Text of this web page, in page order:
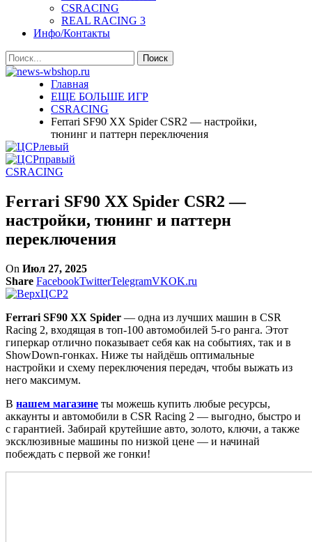
CSRACING
REAL RACING 3
Инфо/Контакты
Главная
ЕЩЕ БОЛЬШЕ ИГР
CSRACING
Ferrari SF90 XX Spider CSR2 — настройки,
тюнинг и паттерн переключения
CSRACING
Ferrari SF90 XX Spider CSR2 —
настройки, тюнинг и паттерн
переключения
On Июл 27, 2025
Share FacebookTwitterTelegramVKOK.ru
Ferrari SF90 XX Spider — одна из лучших машин в CSR
Racing 2, входящая в топ-100 автомобилей 5-го ранга. Этот
гиперкар отлично показывает себя как на событиях, так и в
ShowDown-гонках. Ниже ты найдёшь оптимальные
настройки и схему переключения передач, чтобы выжать из
него максимум.
В нашем магазине ты можешь купить любые ресурсы,
аккаунты и автомобили в CSR Racing 2 — выгодно, быстро и
с гарантией. Забирай крутейшие авто, золото, ключи, а также
эксклюзивные машины по низкой цене — и начинай
побеждать с первой же гонки!